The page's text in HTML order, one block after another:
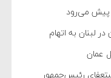
پیش می‌رود
لبنان به اتهام
عمان
رئیس‌جمهور